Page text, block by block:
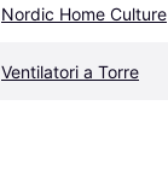
Nordic Home Culture
Ventilatori a Torre